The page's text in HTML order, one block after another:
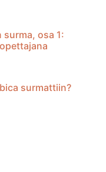
osa 1:
surmattiin?